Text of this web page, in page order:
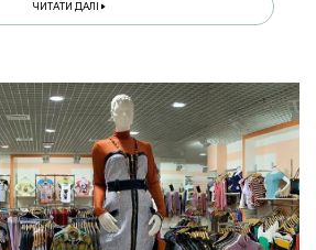
ЧИТАТИ ДАЛІ